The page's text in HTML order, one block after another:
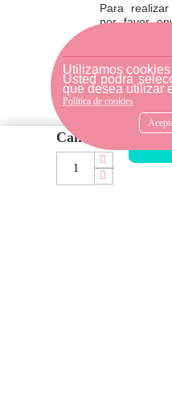
Utilizamos
Usted podrá
que desea utilizar
Política de cookies
Cantidad
Para
por favor
tienda física
Si necesitas
en